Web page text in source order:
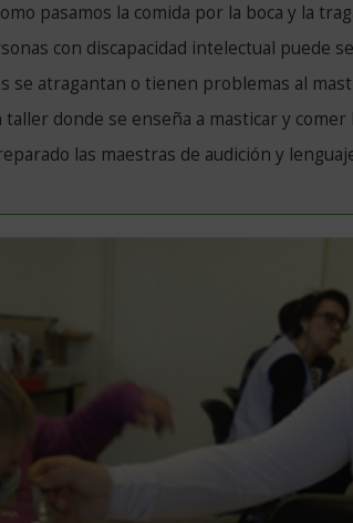
pasamos la comida por la boca y la
con discapacidad intelectual puede
se atragantan o tienen problemas al
taller donde se enseña a masticar y comer
las maestras de audición y